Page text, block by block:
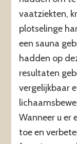
vaatziekten,
plotselinge
een sauna
hadden op
resultaten
vergelijkbaar
Wanneer u er
toe en